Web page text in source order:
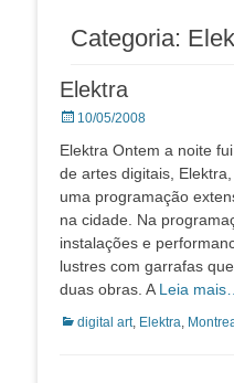
Categoria:
Elektra
Posted
10/05/2008
Elektra Ontem a noite
de artes digitais,
uma programação
na cidade. Na
instalações e
lustres com garrafas
duas obras. A Leia
Categorias:
digital art, Elektra